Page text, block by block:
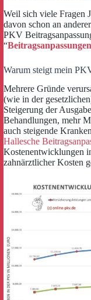
Weil sich viele Fragen
davon schon an
PKV
“
Warum steigt mein
Mehrere Gründe
(wie in der
Steigerung der
Behandlungen, mehr
auch steigende
Hallesche
Kostenentwicklungen
zahnärztlicher Kosten